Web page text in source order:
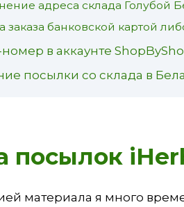
адреса склада Голубой
заказа банковской картой
в аккаунте
посылки со склада в
посылок
материала я много